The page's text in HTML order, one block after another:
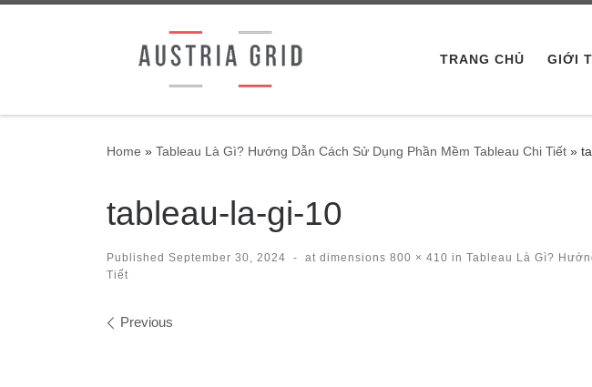
TRANG CHỦ GIỚI
Home » Tableau Là Gì? Hướng Dẫn Cách Sử Dụng Phần Mềm Tableau Chi Tiết »
tableau-la-gi-10
Published September 30, 2024 - at dimensions 800 × 410 in Tableau Là Gì?
Tiết
Images navigation
Previous